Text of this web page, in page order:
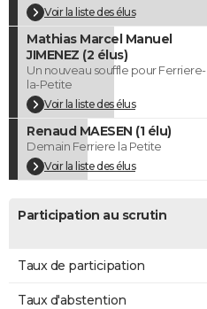
FORUM
Bricolage
Lifestyle
Culture
Sport
Auto
Television
Voyage
Cinema
Voir la liste des élus
Mathias Marcel Manuel
JIMENEZ (2 élus)
Un nouveau souffle pour Ferriere-
la-Petite
Voir la liste des élus
Renaud MAESEN (1 élu)
Demain Ferriere la Petite
Voir la liste des élus
Participation au scrutin
Taux de participation
Taux d'abstention